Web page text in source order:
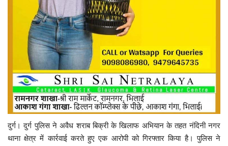
दुर्ग। दुर्ग पुलिस ने अवैध शराब बिक्री के खिलाफ अभियान के तहत नंदिनी नगर
थाना क्षेत्र में कार्रवाई करते हुए एक आरोपी को गिरफ्तार किया है। पुलिस ने